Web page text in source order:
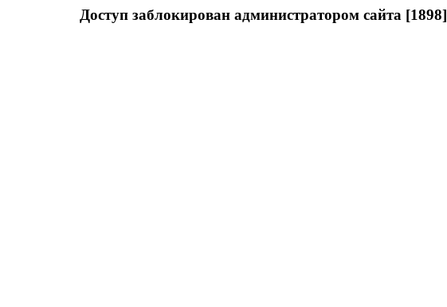
Доступ заблокирован администратором сайта [1898]